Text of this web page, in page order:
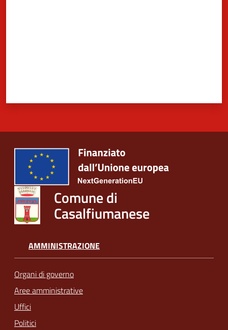
Comune di
Casalfiumanese
AMMINISTRAZIONE
Organi di governo
Aree amministrative
Uffici
Politici